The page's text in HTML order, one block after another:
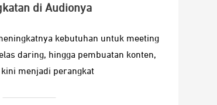
di Audionya
kebutuhan untuk meeting
daring, hingga pembuatan konten,
menjadi perangkat